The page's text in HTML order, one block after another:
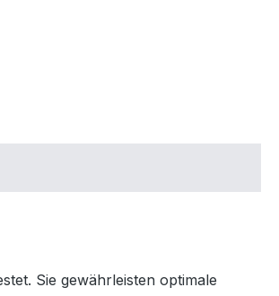
Sie gewährleisten optimale